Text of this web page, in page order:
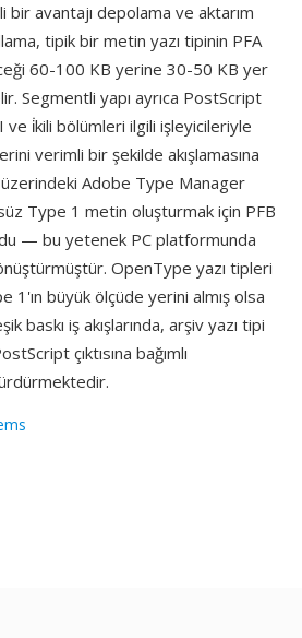
bir avantajı depolama ve aktarım
tipik bir metin yazı tipinin PFA
60-100 KB yerine 30-50 KB yer
Segmentli yapı ayrıca PostScript
ve i̇kili bölümleri ilgili işleyicileriyle
verimli bir şekilde akışlamasına
üzerindeki Adobe Type Manager
Type 1 metin oluşturmak için PFB
— bu yetenek PC platformunda
OpenType yazı tipleri
1'ın büyük ölçüde yerini almış olsa
baskı iş akışlarında, arşiv yazı tipi
çıktısına bağımlı